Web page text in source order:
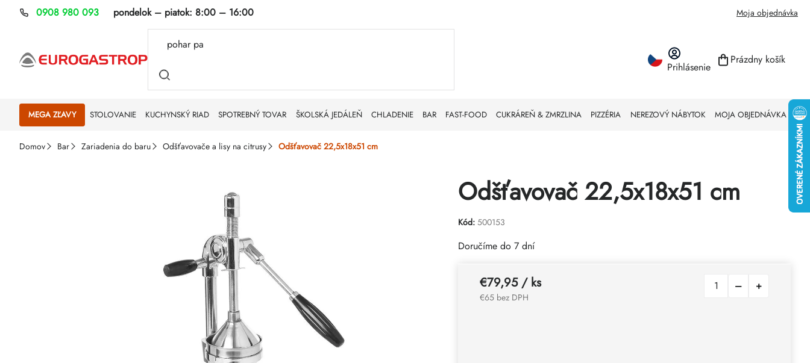
Prejsť
0908 980 093 pondelok – piatok: 8:00 – 16:00 Moja objednávka
Prihlásenie NÁKUPNÝ
Prázdny košík
MEGA ZĽAVY STOLOVANIE KUCHYNSKÝ RIAD SPOTREBNÝ TOVAR ŠKOLSKÁ JEDÁLEŇ CHLADENIE BAR FAST-FOOD CUKRÁREŇ & ZMRZLINA PIZZÉRIA NEREZOVÝ NÁBYTOK MOJA OBJEDNÁVKA
Domov Bar Zariadenia do baru Odšťavovače a lisy na citrusy Odšťavovač 22,5x18x51 cm
Odšťavovač 22,5x18x51 cm
Kód: 500153
Doručíme do 7 dní
€79,95/ ks
€65 bez DPH